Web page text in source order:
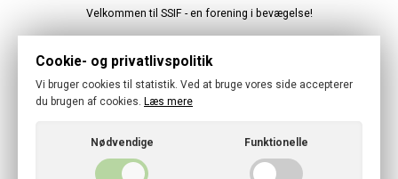
Velkommen til SSIF - en forening i bevægelse!
Følg os
Cookie- og privatlivspolitik
Vi bruger cookies til statistik. Ved at bruge vores side accepterer
du brugen af cookies. Læs mere
Nødvendige Funktionelle